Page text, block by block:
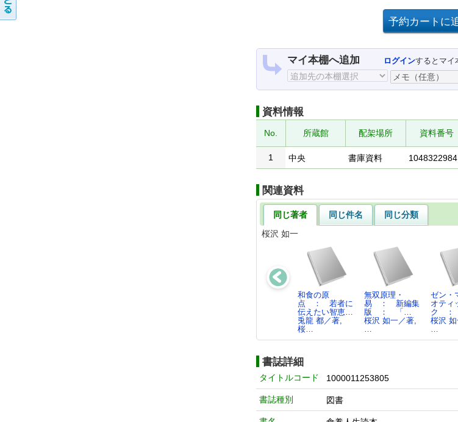
マイ本棚へ追加 ログインするとマイ
資料情報
No. 所蔵館 配架場所 資料番号
1
中央 書庫資料 1048322984
関連資料
同じ著者 同じ件名
同じ分類
桜沢 如一
和食の原
点 ： 若者に
伝えたい智恵…
兎龍 都／著,
桜…
無双原理・
易 ： 新編集
版 ： 「…
桜沢 如一／著,
…
ゼン・
オティ
ク ：
桜沢
…
書誌詳細
タイトルコード 1000011253805
書誌種別 図書